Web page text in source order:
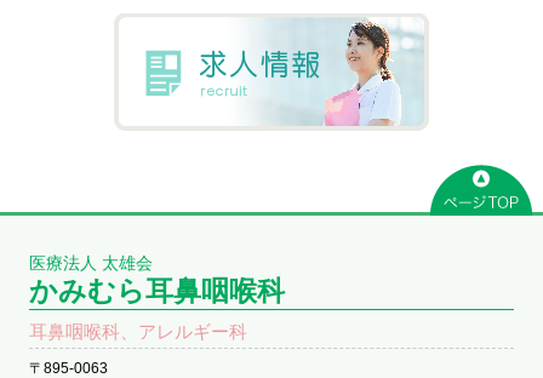
医療法人 太雄会
かみむら耳鼻咽喉科
耳鼻咽喉科、アレルギー科
〒895-0063